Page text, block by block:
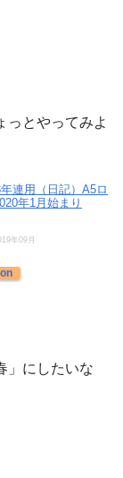
っとやってみよ
連用（日記）A5ロ
年1月始まり
年09月
」にしたいな